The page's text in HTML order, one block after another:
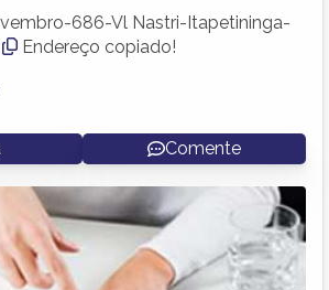
686-Vl Nastri-Itapetininga-
Endereço copiado!
Comente